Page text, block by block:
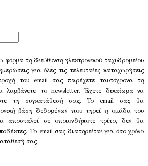
τη διεύθυνση ηλεκτρονικού ταχυδρομείου
για όλες τις τελευταίες καταχωρήσεις
του email σας παρέχετε ταυτόχρονα τη
λαμβάνετε το newsletter. Έχετε δικαίωμα να
τη συγκατάθεσή σας. Το email σας θα
βάση δεδομένων που τηρεί η ομάδα του
αποσταλεί σε οποιονδήποτε τρίτο, δεν θα
Το email σας διατηρείται για όσο χρόνο
σας.